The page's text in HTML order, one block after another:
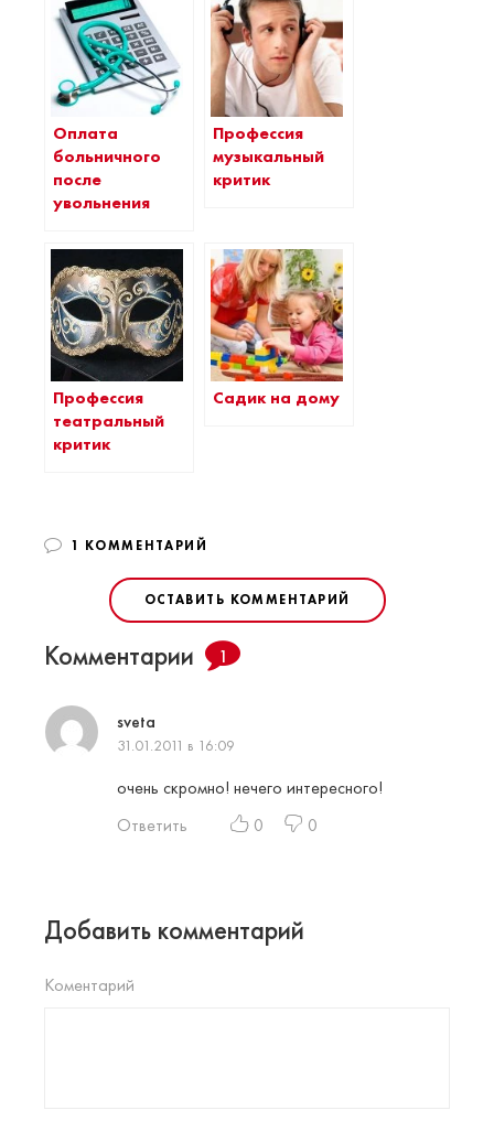
Оплата
больничного
после
увольнения
Профессия
музыкальный
критик
Профессия
театральный
критик
Садик на дому
1 КОММЕНТАРИЙ
ОСТАВИТЬ КОММЕНТАРИЙ
Комментарии 1
sveta
31.01.2011 в 16:09
очень скромно! нечего интересного!
Ответить
0 0
Добавить комментарий
Коментарий